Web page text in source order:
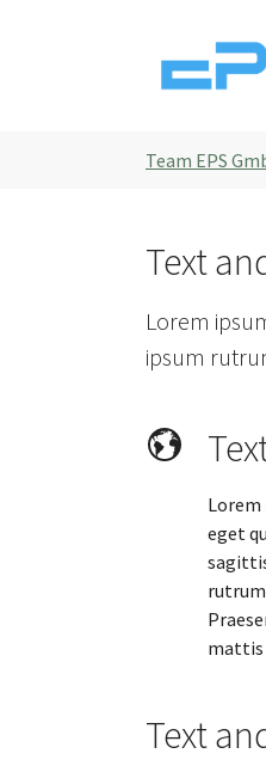
Team EPS
Text
Lorem
ipsum
Lorem
eget
mattis
Text